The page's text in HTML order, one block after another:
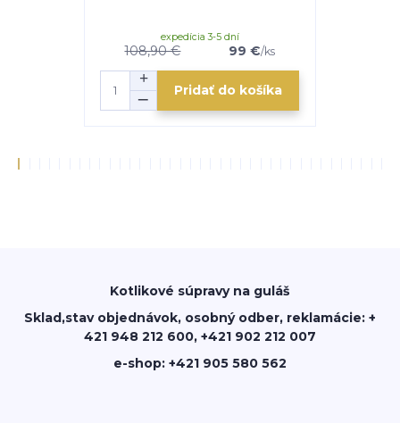
108,90 € 99 €/ks
expedícia 3-5 dní
Pridať do košíka
Kotlikové súpravy na guláš
Sklad,stav objednávok, osobný odber, reklamácie: +
421 948 212 600, +421 902 212 007
e-shop: +421 905 580 562